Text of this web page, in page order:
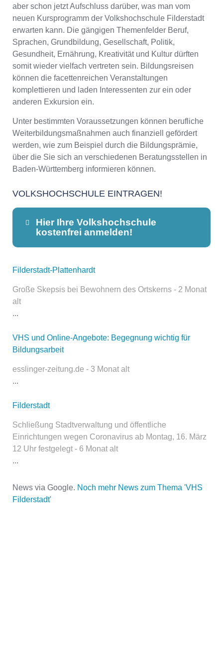
aber schon jetzt Aufschluss darüber, was man vom
neuen Kursprogramm der Volkshochschule Filderstadt
erwarten kann. Die gängigen Themenfelder Beruf,
Sprachen, Grundbildung, Gesellschaft, Politik,
Gesundheit, Ernährung, Kreativität und Kultur dürften
somit wieder vielfach vertreten sein. Bildungsreisen
können die facettenreichen Veranstaltungen
komplettieren und laden Interessenten zur ein oder
anderen Exkursion ein.
Unter bestimmten Voraussetzungen können berufliche
Weiterbildungsmaßnahmen auch finanziell gefördert
werden, wie zum Beispiel durch die Bildungsprämie,
über die Sie sich an verschiedenen Beratungsstellen in
Baden-Württemberg informieren können.
VOLKSHOCHSCHULE EINTRAGEN!
Hier Ihre Volkshochschule
kostenfrei anmelden!
Dieser Teil dient lediglich zur
öffentlich sichtbar.
Name*
Filderstadt-Plattenhardt
Große Skepsis bei Bewohnern des Ortskerns - 2 Monat
alt
...
VHS und Online-Angebote: Begegnung wichtig für
Bildungsarbeit
esslinger-zeitung.de - 3 Monat alt
...
Filderstadt
Schließung Stadtverwaltung und öffentliche
Einrichtungen wegen Coronavirus ab Montag, 16. März
12 Uhr festgelegt - 6 Monat alt
...
News via Google. Noch mehr News zum Thema 'VHS
Filderstadt'